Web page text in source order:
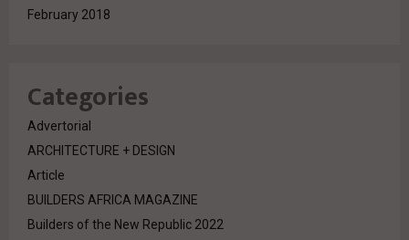
February 2018
Categories
Advertorial
ARCHITECTURE + DESIGN
Article
BUILDERS AFRICA MAGAZINE
Builders of the New Republic 2022